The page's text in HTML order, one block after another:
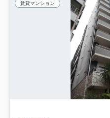
賃貸マンション